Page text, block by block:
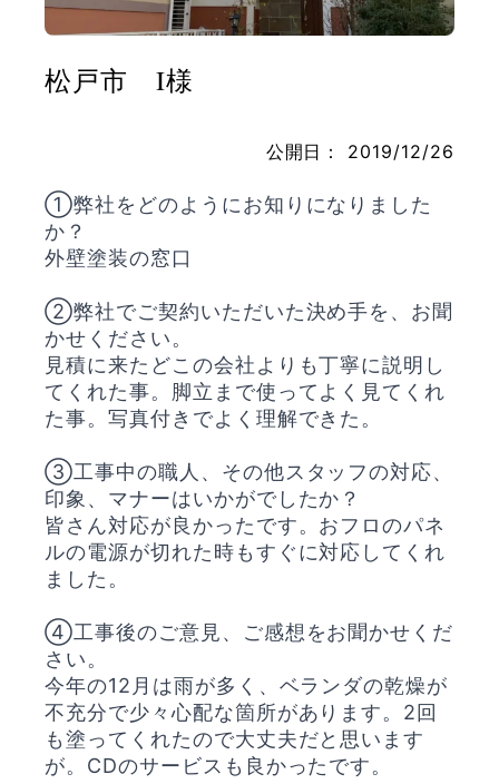
お問い合わせ
松戸市 I様
公開日： 2019/12/26
①弊社をどのようにお知りになりました
か？
外壁塗装の窓口
②弊社でご契約いただいた決め手を、お聞
かせください。
見積に来たどこの会社よりも丁寧に説明し
てくれた事。脚立まで使ってよく見てくれ
た事。写真付きでよく理解できた。
③工事中の職人、その他スタッフの対応、
印象、マナーはいかがでしたか？
皆さん対応が良かったです。おフロのパネ
ルの電源が切れた時もすぐに対応してくれ
ました。
④工事後のご意見、ご感想をお聞かせくだ
さい。
今年の12月は雨が多く、ベランダの乾燥が
不充分で少々心配な箇所があります。2回
も塗ってくれたので大丈夫だと思います
が。CDのサービスも良かったです。